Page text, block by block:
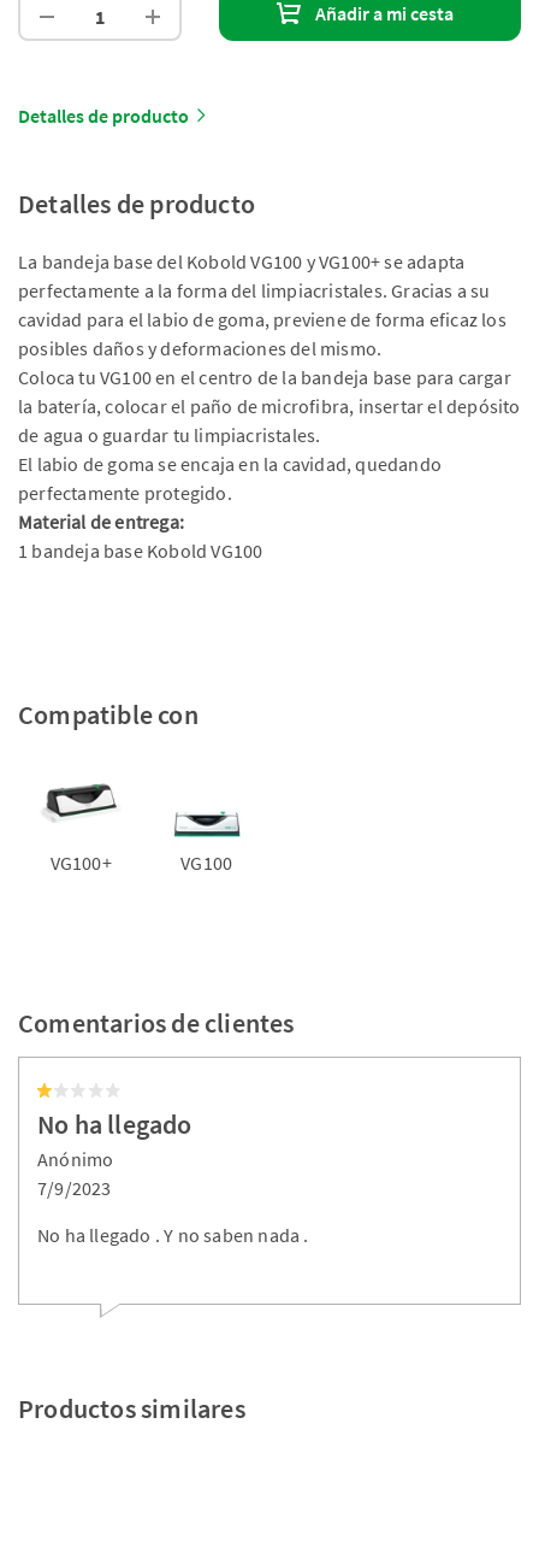
Añadir a mi cesta
Detalles de producto
Detalles de producto
La bandeja base del Kobold VG100 y VG100+ se adapta
perfectamente a la forma del limpiacristales. Gracias a su
cavidad para el labio de goma, previene de forma eficaz los
posibles daños y deformaciones del mismo.
Coloca tu VG100 en el centro de la bandeja base para cargar
la batería, colocar el paño de microfibra, insertar el depósito
de agua o guardar tu limpiacristales.
El labio de goma se encaja en la cavidad, quedando
perfectamente protegido.
Material de entrega:
1 bandeja base Kobold VG100
Compatible con
VG100+ VG100
Comentarios de clientes
No ha llegado
Anónimo
7/9/2023
No ha llegado . Y no saben nada .
Productos similares